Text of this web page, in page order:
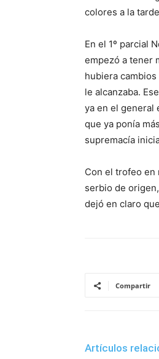
colores a la
En el 1º parcial
empezó a tener
hubiera
le alcanzaba.
ya en el general
que ya ponía
supremacía
Con el trofeo en
serbio de
dejó en claro
Compartir
Artículos